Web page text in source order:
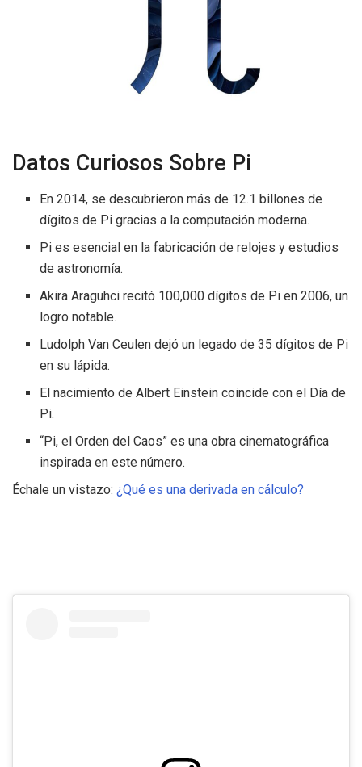
Datos Curiosos Sobre Pi
En 2014, se descubrieron más de 12.1 billones de
dígitos de Pi gracias a la computación moderna.
Pi es esencial en la fabricación de relojes y estudios
de astronomía.
Akira Araguhci recitó 100,000 dígitos de Pi en 2006, un
logro notable.
Ludolph Van Ceulen dejó un legado de 35 dígitos de Pi
en su lápida.
El nacimiento de Albert Einstein coincide con el Día de
Pi.
“Pi, el Orden del Caos” es una obra cinematográfica
inspirada en este número.
Échale un vistazo: ¿Qué es una derivada en cálculo?